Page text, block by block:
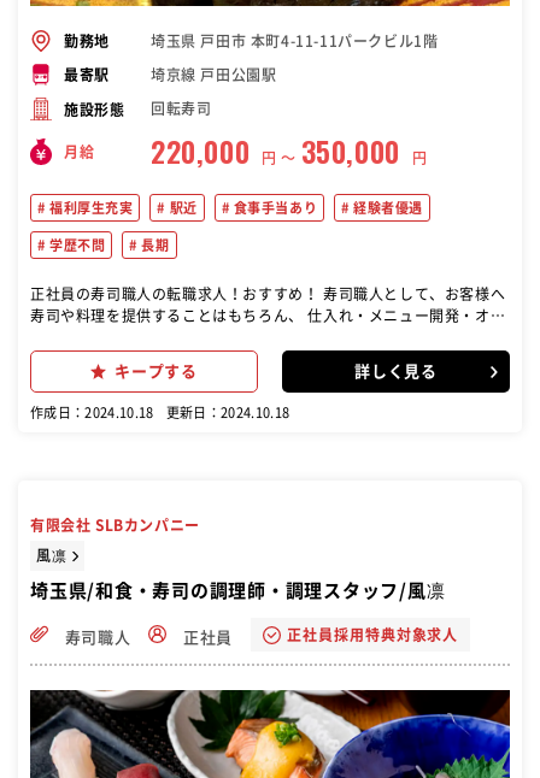
勤務地 埼玉県 戸田市 本町4-11-11パークビル1階
最寄駅 埼京線 戸田公園駅
施設形態 回転寿司
月給 220,000 円 〜 350,000 円
福利厚生充実 駅近 食事手当あり 経験者優遇
学歴不問 長期
正社員の寿司職人の転職求人！おすすめ！ 寿司職人として、お客様へ
寿司や料理を提供することはもちろん、 仕入れ・メニュー開発・オペ
キープする 詳しく見る
作成日：2024.10.18 更新日：2024.10.18
有限会社 SLBカンパニー
風凛
埼玉県/和食・寿司の調理師・調理スタッフ/風凛
寿司職人 正社員 正社員採用特典対象求人